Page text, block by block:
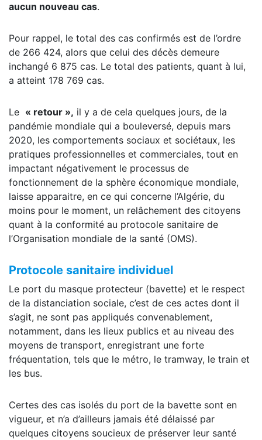
aucun nouveau cas.
Pour rappel, le total des cas confirmés est de l’ordre
de 266 424, alors que celui des décès demeure
inchangé 6 875 cas. Le total des patients, quant à lui,
a atteint 178 769 cas.
Le « retour », il y a de cela quelques jours, de la
pandémie mondiale qui a bouleversé, depuis mars
2020, les comportements sociaux et sociétaux, les
pratiques professionnelles et commerciales, tout en
impactant négativement le processus de
fonctionnement de la sphère économique mondiale,
laisse apparaitre, en ce qui concerne l’Algérie, du
moins pour le moment, un relâchement des citoyens
quant à la conformité au protocole sanitaire de
l’Organisation mondiale de la santé (OMS).
Protocole sanitaire individuel
Le port du masque protecteur (bavette) et le respect
de la distanciation sociale, c’est de ces actes dont il
s’agit, ne sont pas appliqués convenablement,
notamment, dans les lieux publics et au niveau des
moyens de transport, enregistrant une forte
fréquentation, tels que le métro, le tramway, le train et
les bus.
Certes des cas isolés du port de la bavette sont en
vigueur, et n’a d’ailleurs jamais été délaissé par
quelques citoyens soucieux de préserver leur santé